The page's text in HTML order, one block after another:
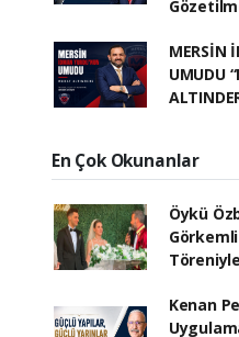
MERSİN
UMUDU
En Çok Okunanlar
Öykü
Kenan